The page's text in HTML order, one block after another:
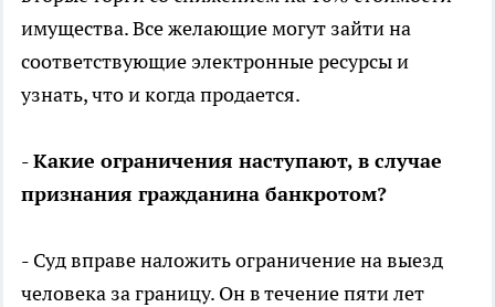
имущества. Все желающие могут зайти на
соответствующие электронные ресурсы и
узнать, что и когда продается.
- Какие ограничения наступают, в случае
признания гражданина банкротом?
- Суд вправе наложить ограничение на выезд
человека за границу. Он в течение пяти лет